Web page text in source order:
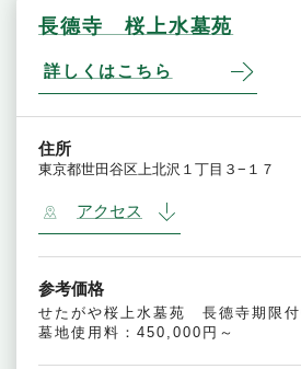
長德寺 桜上水墓苑
詳しくはこちら
住所
東京都世田谷区上北沢１丁目３−１７
アクセス
参考価格
せたがや桜上水墓苑 長德寺期限
墓地使用料：450,000円～